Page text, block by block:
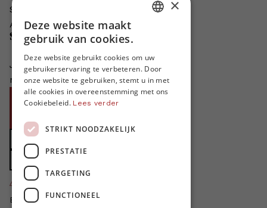
Schrijven voor MO*?
Adverteren in MO*
Steun MO*
Je helpt ons groeien. MO* bestaat
niet zonder jouw steun!
Doe een gift
Zet MO* in uw testament
4424
Bedankt voor jullie steun!
ENGLISH
×
Deze website maakt
gebruik van cookies.
Deze website gebruikt cookies om uw
gebruikerservaring te verbeteren. Door
onze website te gebruiken, stemt u in met
alle cookies in overeenstemming met ons
Cookiebeleid. Lees verder
STRIKT NOODZAKELIJK
PRESTATIE
TARGETING
FUNCTIONEEL